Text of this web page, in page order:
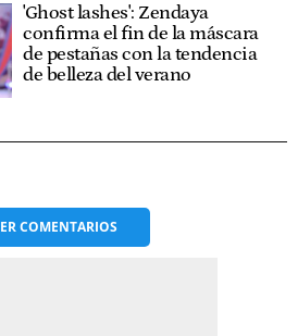
'Ghost lashes': Zendaya
confirma el fin de la máscara
de pestañas con la tendencia
de belleza del verano
COMENTARIOS